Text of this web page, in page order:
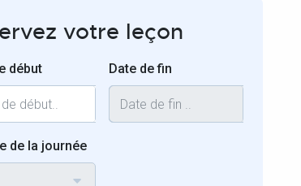
votre leçon
début Date de fin
de la journée